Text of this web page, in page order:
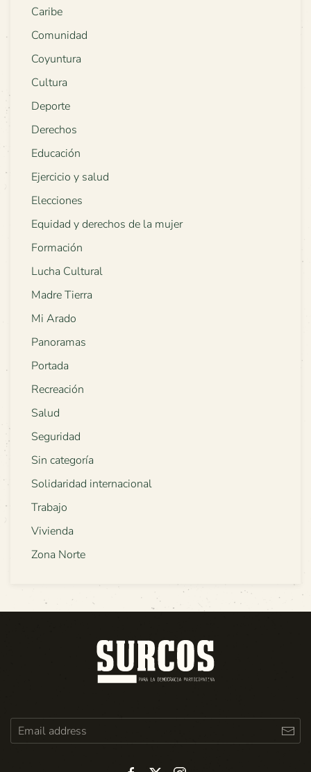
Caribe
Comunidad
Coyuntura
Cultura
Deporte
Derechos
Educación
Ejercicio y salud
Elecciones
Equidad y derechos de la mujer
Formación
Lucha Cultural
Madre Tierra
Mi Arado
Panoramas
Portada
Recreación
Salud
Seguridad
Sin categoría
Solidaridad internacional
Trabajo
Vivienda
Zona Norte